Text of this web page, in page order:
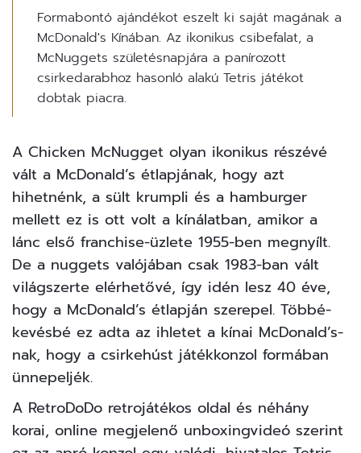
Formabontó ajándékot eszelt ki saját magának a
McDonald's Kínában. Az ikonikus csibefalat, a
McNuggets születésnapjára a panírozott
csirkedarabhoz hasonló alakú Tetris játékot
dobtak piacra.
A Chicken McNugget olyan ikonikus részévé
vált a McDonald’s étlapjának, hogy azt
hihetnénk, a sült krumpli és a hamburger
mellett ez is ott volt a kínálatban, amikor a
lánc első franchise-üzlete 1955-ben megnyílt.
De a nuggets valójában csak 1983-ban vált
világszerte elérhetővé, így idén lesz 40 éve,
hogy a McDonald’s étlapján szerepel. Többé-
kevésbé ez adta az ihletet a kínai McDonald’s-
nak, hogy a csirkehúst játékkonzol formában
ünnepeljék.
A RetroDoDo retrojátékos oldal és néhány
korai, online megjelenő unboxingvideó szerint